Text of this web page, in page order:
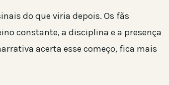
do que viria depois. Os fãs
constante, a disciplina e a presença
acerta esse começo, fica mais